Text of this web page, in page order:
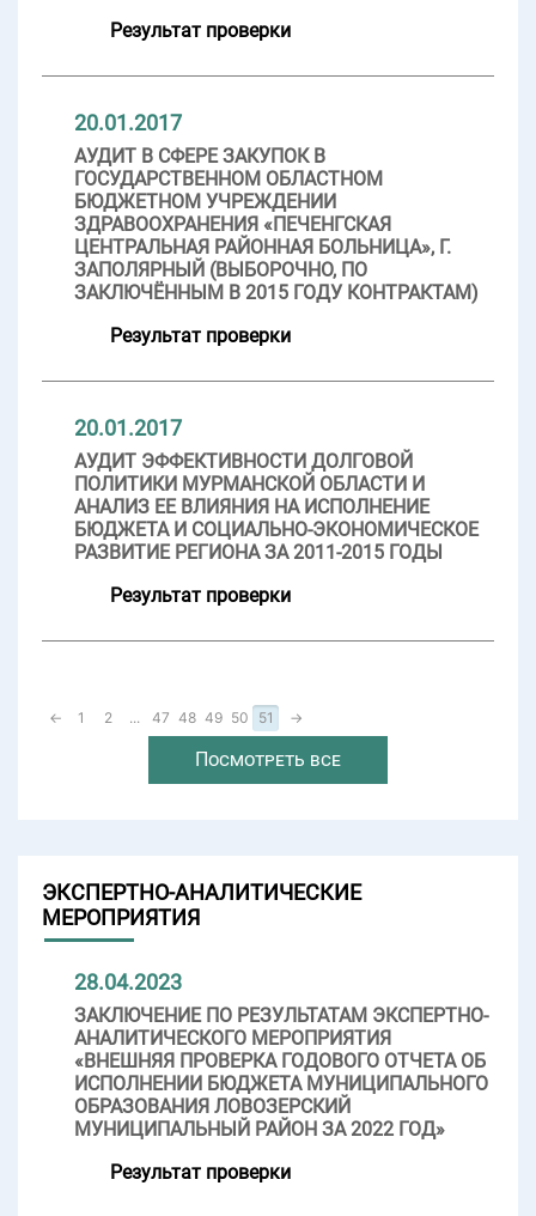
Результат проверки
20.01.2017
АУДИТ В СФЕРЕ ЗАКУПОК В
ГОСУДАРСТВЕННОМ ОБЛАСТНОМ
БЮДЖЕТНОМ УЧРЕЖДЕНИИ
ЗДРАВООХРАНЕНИЯ «ПЕЧЕНГСКАЯ
ЦЕНТРАЛЬНАЯ РАЙОННАЯ БОЛЬНИЦА», Г.
ЗАПОЛЯРНЫЙ (ВЫБОРОЧНО, ПО
ЗАКЛЮЧЁННЫМ В 2015 ГОДУ КОНТРАКТАМ)
Результат проверки
20.01.2017
АУДИТ ЭФФЕКТИВНОСТИ ДОЛГОВОЙ
ПОЛИТИКИ МУРМАНСКОЙ ОБЛАСТИ И
АНАЛИЗ ЕЕ ВЛИЯНИЯ НА ИСПОЛНЕНИЕ
БЮДЖЕТА И СОЦИАЛЬНО-ЭКОНОМИЧЕСКОЕ
РАЗВИТИЕ РЕГИОНА ЗА 2011-2015 ГОДЫ
Результат проверки
← 1 2 ... 47 48 49 50 51 →
Посмотреть все
ЭКСПЕРТНО-АНАЛИТИЧЕСКИЕ
МЕРОПРИЯТИЯ
28.04.2023
ЗАКЛЮЧЕНИЕ ПО РЕЗУЛЬТАТАМ ЭКСПЕРТНО-
АНАЛИТИЧЕСКОГО МЕРОПРИЯТИЯ
«ВНЕШНЯЯ ПРОВЕРКА ГОДОВОГО ОТЧЕТА ОБ
ИСПОЛНЕНИИ БЮДЖЕТА МУНИЦИПАЛЬНОГО
ОБРАЗОВАНИЯ ЛОВОЗЕРСКИЙ
МУНИЦИПАЛЬНЫЙ РАЙОН ЗА 2022 ГОД»
Результат проверки